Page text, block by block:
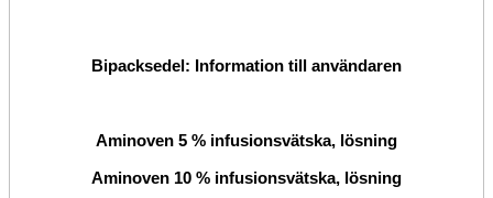
Bipacksedel: Information till användaren
Aminoven 5 % infusionsvätska, lösning
Aminoven 10 % infusionsvätska, lösning